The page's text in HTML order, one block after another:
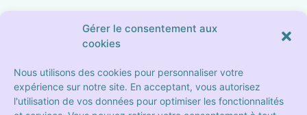
Gérer le consentement aux
cookies
Nous utilisons des cookies pour personnaliser votre
expérience sur notre site. En acceptant, vous autorisez
l'utilisation de vos données pour optimiser les fonctionnalités
19 Place Sébastopol